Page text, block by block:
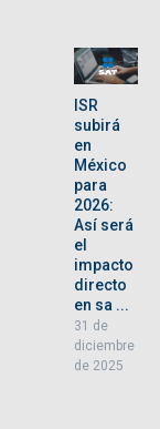
ISR
subirá
en
México
para
2026:
Así será
el
impacto
directo
en sa ...
31 de
diciembre
de 2025